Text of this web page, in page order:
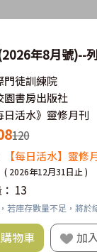
年8月號)--
門徒訓練院
園書房出版社
日活水》靈修月刊
120
【每日活水】靈修
( 2026年12月31日止 )
13
若庫存數量不足，將於
物車 加